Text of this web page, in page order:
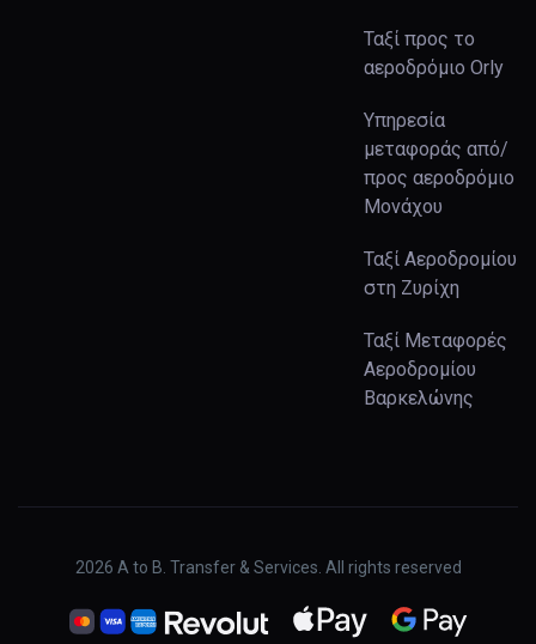
Ταξί προς το
αεροδρόμιο Orly
Υπηρεσία
μεταφοράς από/
προς αεροδρόμιο
Μονάχου
Ταξί Αεροδρομίου
στη Ζυρίχη
Ταξί Μεταφορές
Αεροδρομίου
Βαρκελώνης
2026 A to B. Transfer & Services. All rights reserved